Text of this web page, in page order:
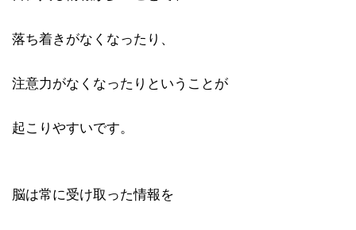
落ち着きがなくなったり、
注意力がなくなったりということが
起こりやすいです。
脳は常に受け取った情報を